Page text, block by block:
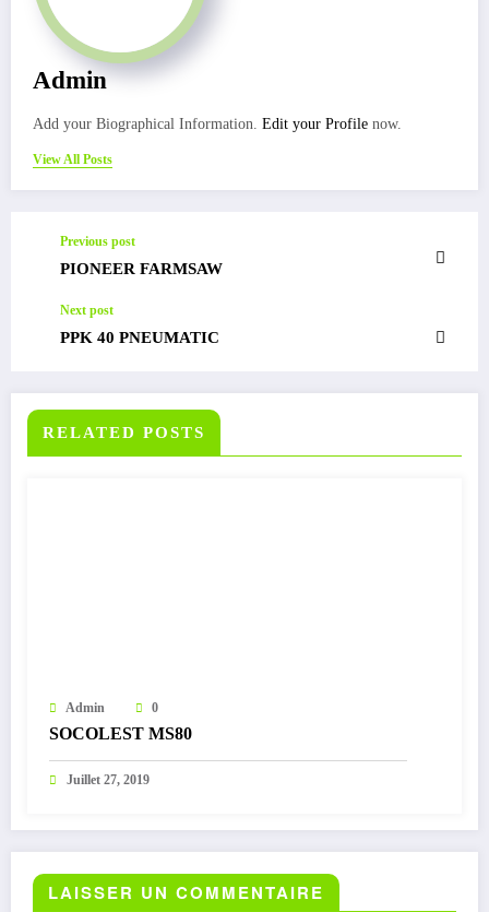
Admin
Add your Biographical Information. Edit your Profile now.
View All Posts
Previous post
PIONEER FARMSAW
Next post
PPK 40 PNEUMATIC
RELATED POSTS
Admin 0
SOCOLEST MS80
Juillet 27, 2019
LAISSER UN COMMENTAIRE